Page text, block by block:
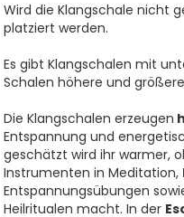
Wird die Klangschale nicht
platziert werden.
Es gibt Klangschalen mit
Schalen höhere und
Die Klangschalen erzeugen
Entspannung und
geschätzt wird ihr warmer,
Instrumenten in Meditation,
Entspannungsübungen
Heilritualen macht. In der